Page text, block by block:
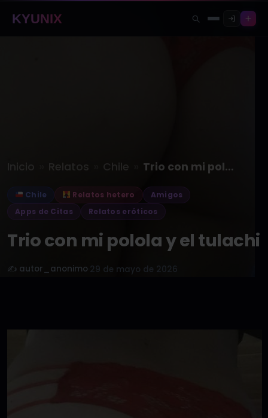
KYUNIX
Inicio Relatos Chile Trio con mi polola y el…
Chile Relatos hetero
Amigos
Apps de Citas
Relatos eróticos
Trio con mi polola y el tulachi
✍️ autor_anonimo 29 de mayo de 2026